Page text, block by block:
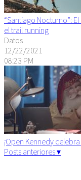
“Santiago Nocturno”:
el trail running
Datos
12/22/2021
08:23 PM
¡Open Kennedy
Posts anteriores ▾